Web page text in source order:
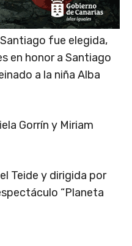
fue elegida,
en honor a Santiago
a la niña Alba
Gorrín y Miriam
Teide y dirigida por
“Planeta